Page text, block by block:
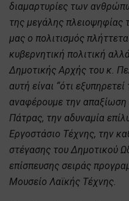
διαμαρτυρίες των
της μεγάλης πλειοψηφίας
μας ο πολιτισμός
κυβερνητική πολιτική
Δημοτικής Αρχής του κ.
αυτή είναι “ότι
αναφέρουμε την απαξίωση
Πάτρας, την αδυναμία
Εργοστάσιο Τέχνης, την
στέγασης του Δημοτικού
επίσπευσης σειράς
Μουσείο Λαϊκής Τέχνης.